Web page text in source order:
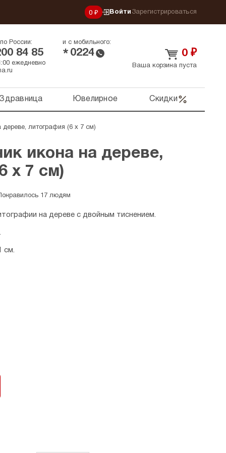
0 ₽ Войти Зарегистрироваться
России:
84 85
и с мобильного:
* 0224
ежедневно
0 ₽
Ваша корзина пуста
Ювелирное Скидки
дереве, литография (6 х 7 см)
икона на дереве,
х 7 см)
Понравилось 17 людям
на дереве с двойным тиснением.
см.